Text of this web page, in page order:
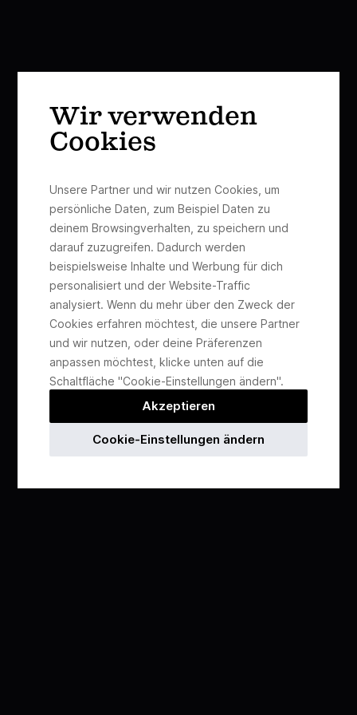
Wir verwenden
Cookies
Unsere Partner und wir nutzen Cookies, um
persönliche Daten, zum Beispiel Daten zu
deinem Browsingverhalten, zu speichern und
darauf zuzugreifen. Dadurch werden
beispielsweise Inhalte und Werbung für dich
personalisiert und der Website-Traffic
analysiert. Wenn du mehr über den Zweck der
Cookies erfahren möchtest, die unsere Partner
und wir nutzen, oder deine Präferenzen
anpassen möchtest, klicke unten auf die
Schaltfläche "Cookie-Einstellungen ändern".
Akzeptieren
Cookie-Einstellungen ändern